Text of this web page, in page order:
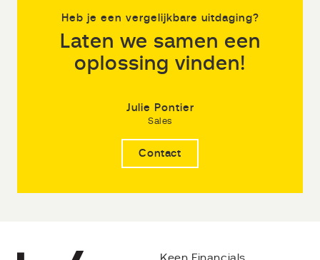
Heb je een vergelijkbare uitdaging?
Laten we samen een
oplossing vinden!
Julie Pontier
Sales
Contact
Keen Financials